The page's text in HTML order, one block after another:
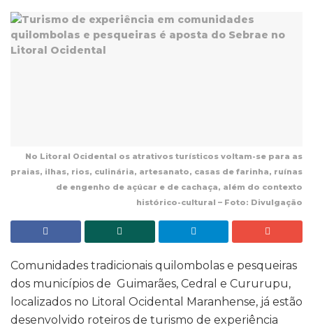
No Litoral Ocidental os atrativos turísticos voltam-se para as
praias, ilhas, rios, culinária, artesanato, casas de farinha, ruínas
de engenho de açúcar e de cachaça, além do contexto
histórico-cultural – Foto: Divulgação
Comunidades tradicionais quilombolas e pesqueiras
dos municípios de Guimarães, Cedral e Cururupu,
localizados no Litoral Ocidental Maranhense, já estão
desenvolvido roteiros de turismo de experiência